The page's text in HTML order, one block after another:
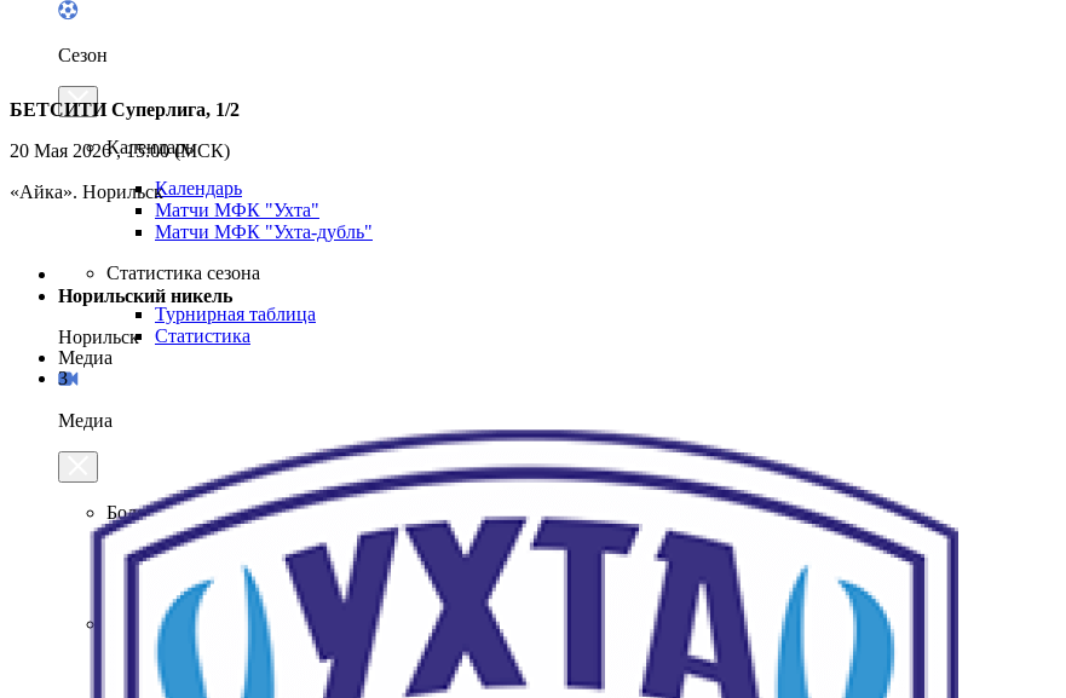
Сезон
Календарь
Календарь
Матчи МФК "Ухта"
Матчи МФК "Ухта-дубль"
Статистика сезона
Турнирная таблица
Статистика
Медиа
Медиа
Болельщикам
Ухта.ТВ
Фотогалерея
Медиа
Программки
Обои
БЕТСИТИ Суперлига, 1/2
20 Мая 2026 , 15:00 (МСК)
«Айка». Норильск
Норильский никель
Норильск
3